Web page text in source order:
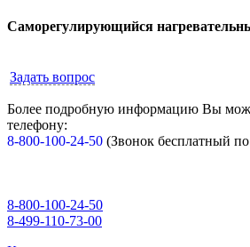
Саморегулирующийся
Задать вопрос
Более подробную информацию Вы
телефону:
8-800-100-24-50 (Звонок бесплатный
8-800-100-24-50
8-499-110-73-00